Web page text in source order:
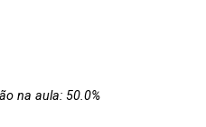
na aula: 50.0%